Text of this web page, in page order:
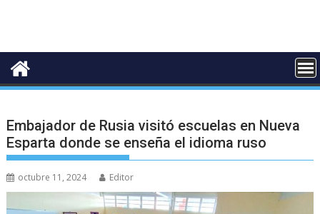
Embajador de Rusia visitó escuelas en Nueva
Esparta donde se enseña el idioma ruso
octubre 11, 2024 Editor